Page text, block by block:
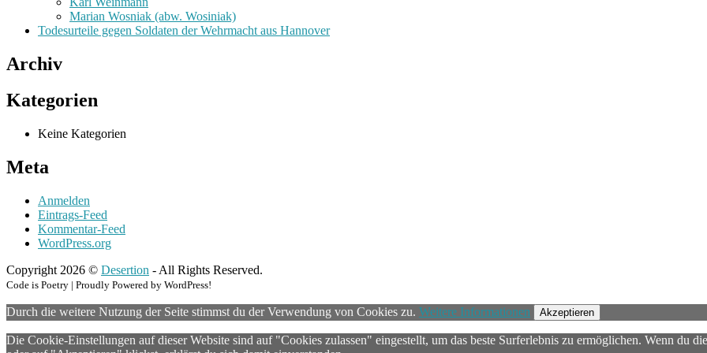
Marian Wosniak (abw. Wosiniak)
Todesurteile gegen Soldaten der Wehrmacht aus Hannover
Archiv
Kategorien
Keine Kategorien
Meta
Anmelden
Eintrags-Feed
Kommentar-Feed
WordPress.org
Copyright 2026 © Desertion - All Rights Reserved.
Code is Poetry | Proudly Powered by WordPress!
Durch die weitere Nutzung der Seite stimmst du der Verwendung von Cookies zu. Weitere Informationen Akzeptieren
Die Cookie-Einstellungen auf dieser Website sind auf "Cookies zulassen" eingestellt, um das beste Surferlebnis zu ermöglichen. Wenn du